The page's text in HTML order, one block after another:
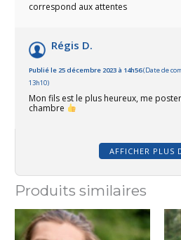
correspond aux attentes
Régis D.
Publié le 25 décembre 2023 à 14h56(Date de
13h10)
Mon fils est le plus heureux, me
chambre
AFFICHER PLUS
Produits similaires